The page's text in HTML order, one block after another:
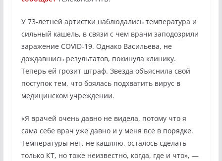
У 73-летней артистки наблюдались температура и
сильный кашель, в связи с чем врачи заподозрили
заражение COVID-19. Однако Васильева, не
дождавшись результатов, покинула клинику.
Теперь ей грозит штраф. Звезда объяснила свой
поступок тем, что боялась подхватить вирус в
медицинском учреждении.
«Я врачей очень давно не видела, потому что я
сама себе врач уже давно и у меня все в порядке.
Температуры нет, не кашляю, осталось сделать
только КТ, но тоже неизвестно, когда, где и что», —